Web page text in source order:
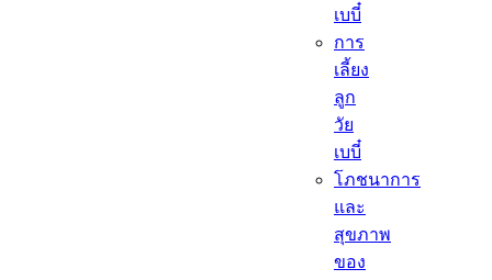
เบบี๋
การ
เลี้ยง
ลูก
วัย
เบบี๋
โภชนาการ
และ
สุขภาพ
ของ